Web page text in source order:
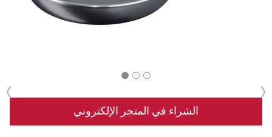
‹ › الشراء في المتجر الإلكتروني